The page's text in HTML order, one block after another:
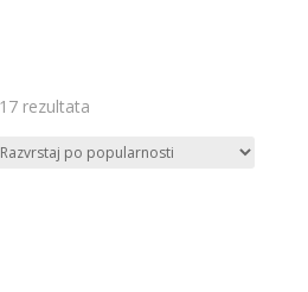
rezultataPoredano
popularnosti